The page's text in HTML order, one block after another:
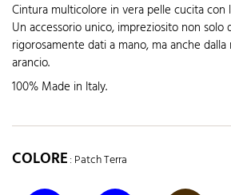
Cintura multicolore in vera pelle cucita con
Un accessorio unico, impreziosito non solo
rigorosamente dati a mano, ma anche
arancio.
100% Made in Italy.
COLORE: Patch Terra